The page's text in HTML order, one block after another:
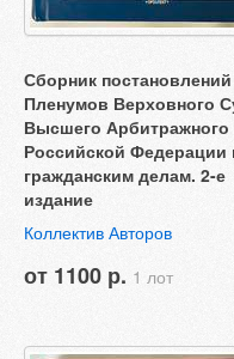
Сборник постановлений
Пленумов Верховного
Высшего Арбитражного
Российской Федерации
гражданским делам. 2-е
издание
Коллектив Авторов
от 1100 р. 1 лот